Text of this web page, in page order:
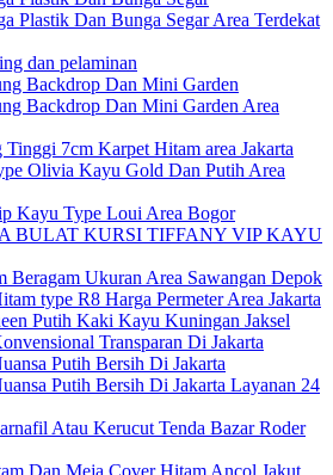
Plastik Dan Bunga Segar Area Terdekat
dan pelaminan
Backdrop Dan Mini Garden
Backdrop Dan Mini Garden Area
Tinggi 7cm Karpet Hitam area Jakarta
Olivia Kayu Gold Dan Putih Area
Kayu Type Loui Area Bogor
BULAT KURSI TIFFANY VIP KAYU
Beragam Ukuran Area Sawangan Depok
type R8 Harga Permeter Area Jakarta
Putih Kaki Kayu Kuningan Jaksel
Transparan Di Jakarta
Putih Bersih Di Jakarta
Putih Bersih Di Jakarta Layanan 24
Atau Kerucut Tenda Bazar Roder